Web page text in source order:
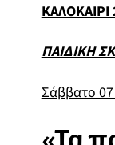
ΚΑΛΟΚΑΙΡΙ
ΠΑΙΔΙΚΗ
Σάββατο 07